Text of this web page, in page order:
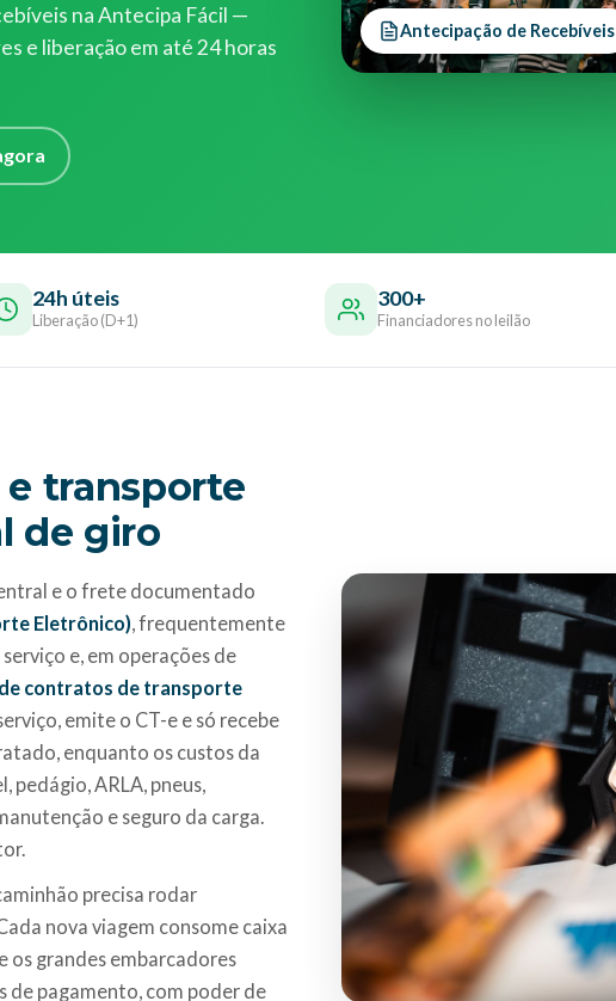
na Antecipa Fácil —
e liberação em até 24 horas
Antecipação de Recebíveis
24h úteis
Liberação (D+1)
300+
Financiadores no leilão
transporte
de giro
e o frete documentado
Eletrônico) , frequentemente
e, em operações de
contratos de transporte
emite o CT-e e só recebe
enquanto os custos da
pedágio, ARLA, pneus,
e seguro da carga.
precisa rodar
nova viagem consome caixa
os grandes embarcadores
de pagamento, com poder de